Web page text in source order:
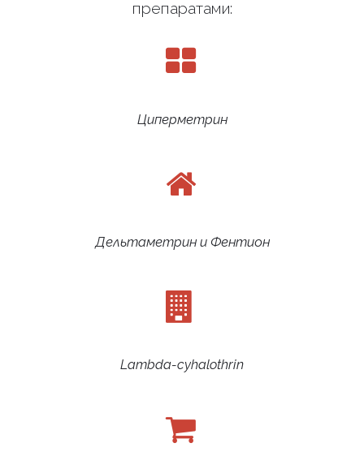
препаратами:
Циперметрин
Дельтаметрин и Фентион
Lambda-cyhalothrin